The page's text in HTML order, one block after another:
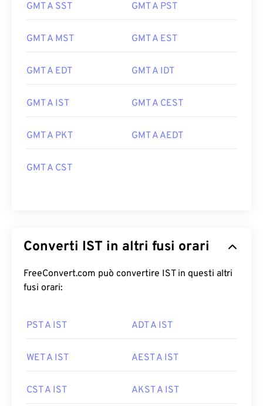
GMT A SST GMT A PST
GMT A MST GMT A EST
GMT A EDT GMT A IDT
GMT A IST GMT A CEST
GMT A PKT GMT A AEDT
GMT A CST
Converti IST in altri fusi orari
FreeConvert.com può convertire IST in questi altri
fusi orari:
PST A IST ADT A IST
WET A IST AEST A IST
CST A IST AKST A IST